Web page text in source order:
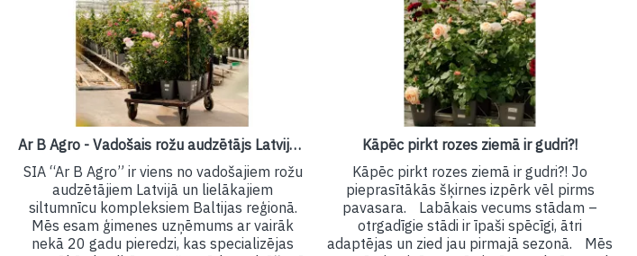
Ar B Agro - Vadošais rožu audzētājs Latvijā un Baltijā!
SIA “Ar B Agro” ir viens no vadošajiem rožu
audzētājiem Latvijā un lielākajiem
siltumnīcu kompleksiem Baltijas reģionā.
Mēs esam ģimenes uzņēmums ar vairāk
nekā 20 gadu pieredzi, kas specializējas
Kāpēc pirkt rozes ziemā ir gudri?!
Kāpēc pirkt rozes ziemā ir gudri?! Jo
pieprasītākās šķirnes izpērk vēl pirms
pavasara. Labākais vecums stādam –
otrgadīgie stādi ir īpaši spēcīgi, ātri
adaptējas un zied jau pirmajā sezonā. Mēs